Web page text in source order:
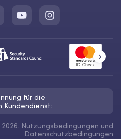
für die
Nutzungsbedingungen und
Datenschutzbedingungen